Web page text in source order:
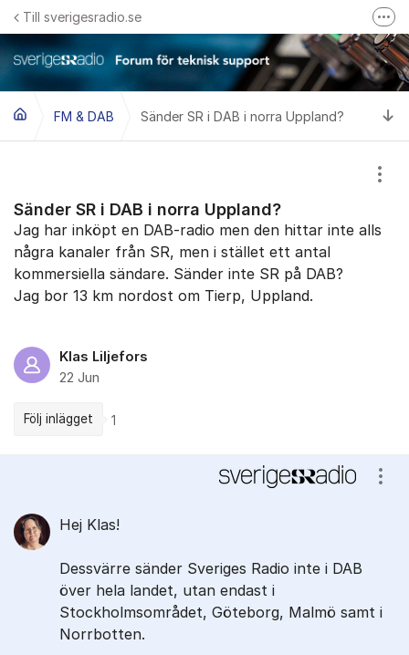
Hoppa till innehåll
Till sverigesradio.se
Frågor & svar om Sveriges Radio
Felanmäl problem med radiomottagning hos Teracom
FM & DAB Sänder SR i DAB i norra Uppland?
Sänder SR i DAB i norra Uppland?
Jag har inköpt en DAB-radio men den hittar inte alls
några kanaler från SR, men i stället ett antal
kommersiella sändare. Sänder inte SR på DAB?
Jag bor 13 km nordost om Tierp, Uppland.
Klas Liljefors
22 Jun
Följ inlägget 1
Hej Klas!
Dessvärre sänder Sveriges Radio inte i DAB
över hela landet, utan endast i
Stockholmsområdet, Göteborg, Malmö samt i
Norrbotten.